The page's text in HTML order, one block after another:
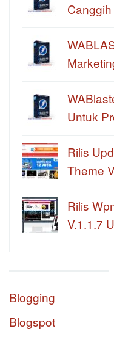
Untuk
Rilis
Theme
Rilis
V.1.1.7
Blogging
Blogspot